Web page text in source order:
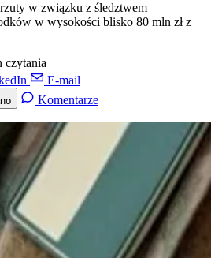
w związku z śledztwem
w wysokości blisko 80 mln zł z
czytania
E-mail
Komentarze